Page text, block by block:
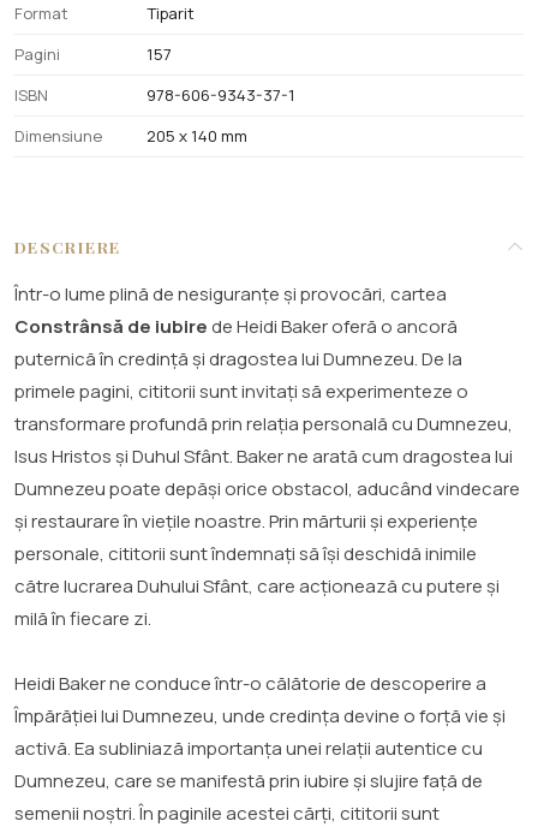
Format
Tiparit
Pagini
157
ISBN
978-606-9343-37-1
Dimensiune
205 x 140 mm
DESCRIERE
Într-o lume plină de nesiguranțe și provocări, cartea
Constrânsă de iubire de Heidi Baker oferă o ancoră
puternică în credință și dragostea lui Dumnezeu. De la
primele pagini, cititorii sunt invitați să experimenteze o
transformare profundă prin relația personală cu Dumnezeu,
Isus Hristos și Duhul Sfânt. Baker ne arată cum dragostea lui
Dumnezeu poate depăși orice obstacol, aducând vindecare
și restaurare în viețile noastre. Prin mărturii și experiențe
personale, cititorii sunt îndemnați să își deschidă inimile
către lucrarea Duhului Sfânt, care acționează cu putere și
milă în fiecare zi.
Heidi Baker ne conduce într-o călătorie de descoperire a
Împărăției lui Dumnezeu, unde credința devine o forță vie și
activă. Ea subliniază importanța unei relații autentice cu
Dumnezeu, care se manifestă prin iubire și slujire față de
semenii noștri. În paginile acestei cărți, cititorii sunt